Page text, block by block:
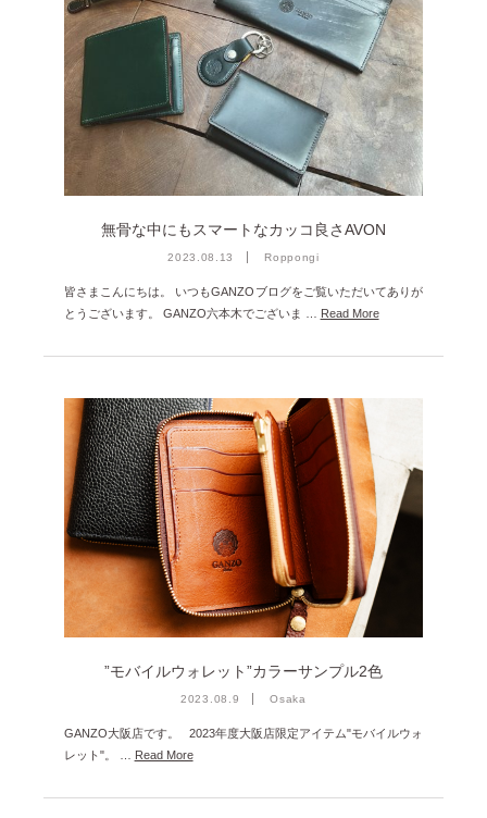
2022年9月 [1]
2022年8月 [1]
2022年5月 [1]
2022年4月 [3]
2022年3月 [3]
2022年2月 [2]
2020年8月 [1]
2019年12月 [1]
2019年11月 [2]
2018年5月 [1]
無骨な中にもスマートなカッコ良さAVON
2023.08.13 Roppongi
皆さまこんにちは。 いつもGANZOブログをご覧いただいてありが
とうございます。 GANZO六本木でございま …
Read More
”モバイルウォレット”カラーサンプル2色
2023.08.9 Osaka
GANZO大阪店です。 2023年度大阪店限定アイテム"モバイルウォ
レット"。 … Read More